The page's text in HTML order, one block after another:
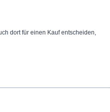
dort für einen Kauf entscheiden,